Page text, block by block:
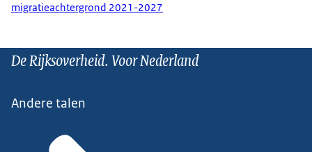
migratieachtergrond 2021-2027
De Rijksoverheid. Voor Nederland
Andere talen